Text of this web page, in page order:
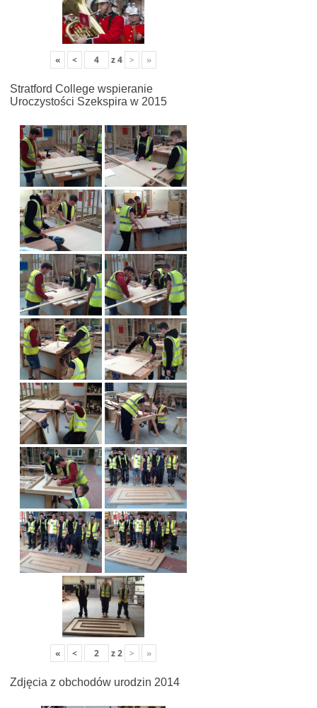
« < z4 > »
Stratford College wspieranie
Uroczystości Szekspira w 2015
« < z2 > »
Zdjęcia z obchodów urodzin 2014